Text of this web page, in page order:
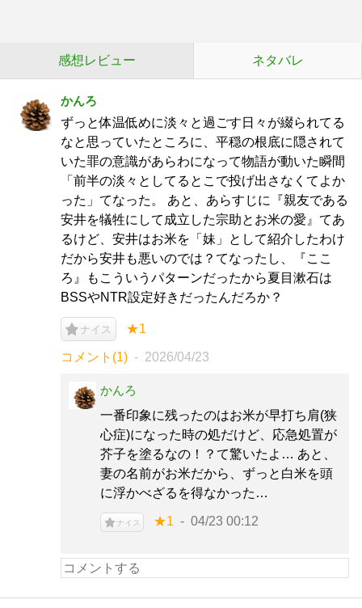
感想レビュー ネタバレ
かんろ
ずっと体温低めに淡々と過ごす日々が綴られてる
なと思っていたところに、平穏の根底に隠されて
いた罪の意識があらわになって物語が動いた瞬間
「前半の淡々としてるとこで投げ出さなくてよか
った」てなった。 あと、あらすじに『親友である
安井を犠牲にして成立した宗助とお米の愛』てあ
るけど、安井はお米を「妹」として紹介したわけ
だから安井も悪いのでは？てなったし、『ここ
ろ』もこういうパターンだったから夏目漱石は
BSSやNTR設定好きだったんだろか？
ナイス ★1
コメント(1) 2026/04/23
かんろ
一番印象に残ったのはお米が早打ち肩(狭
心症)になった時の処だけど、応急処置が
芥子を塗るなの！？て驚いたよ… あと、
妻の名前がお米だから、ずっと白米を頭
に浮かべざるを得なかった…
ナイス ★1 04/23 00:12